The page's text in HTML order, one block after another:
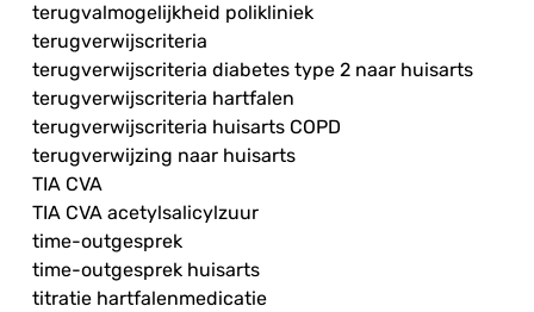
terugvalmogelijkheid polikliniek
terugverwijscriteria
terugverwijscriteria diabetes type 2 naar huisarts
terugverwijscriteria hartfalen
terugverwijscriteria huisarts COPD
terugverwijzing naar huisarts
TIA CVA
TIA CVA acetylsalicylzuur
time-outgesprek
time-outgesprek huisarts
titratie hartfalenmedicatie